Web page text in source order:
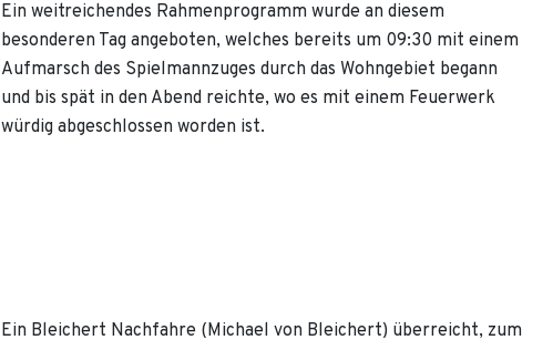
Ein weitreichendes Rahmenprogramm wurde an diesem
besonderen Tag angeboten, welches bereits um 09:30 mit einem
Aufmarsch des Spielmannzuges durch das Wohngebiet begann
und bis spät in den Abend reichte, wo es mit einem Feuerwerk
würdig abgeschlossen worden ist.
Ein Bleichert Nachfahre (Michael von Bleichert) überreicht, zum